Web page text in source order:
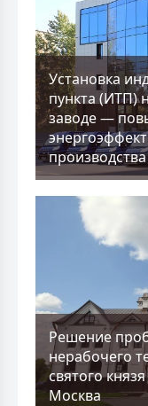
Установка
пункта (ИТП)
заводе —
производства
Решение
нерабочего
святого
Москва